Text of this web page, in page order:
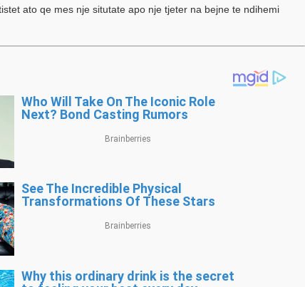
ato qe mes nje situtate apo nje tjeter na bejne te ndihemi